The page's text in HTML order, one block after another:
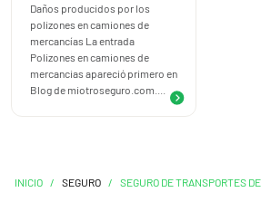
Daños producidos por los
polizones en camiones de
mercancías La entrada
Polizones en camiones de
mercancias apareció primero en
Blog de miotroseguro.com....
INICIO / SEGURO / SEGURO DE TRANSPORTES